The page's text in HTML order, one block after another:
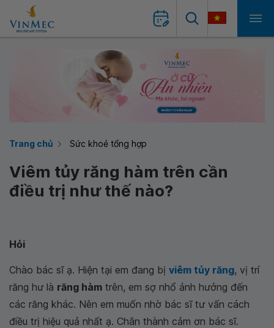
Trang chủ Sức khoẻ tổng hợp
Viêm tủy răng hàm trên cần
điều trị như thế nào?
Hỏi
Chào bác sĩ ạ. Hiện tại em đang bị viêm tủy răng, vị trí
răng hư là răng hàm trên, em sợ nhổ ảnh hưởng đến
các răng khác. Nên em muốn nhờ bác sĩ tư vấn cách
điều trị hiệu quả nhất ạ. Chân thành cảm ơn bác sĩ.